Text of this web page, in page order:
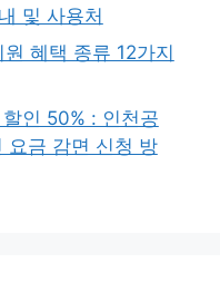
및 사용처
혜택 종류 12가지
인 50% : 인천공
요금 감면 신청 방